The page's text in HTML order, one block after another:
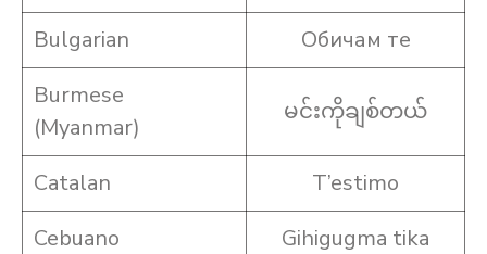
Bulgarian
Обичам те
Burmese
(Myanmar)
မင်းကိုချစ်တယ်
Catalan
T’estimo
Cebuano
Gihigugma tika